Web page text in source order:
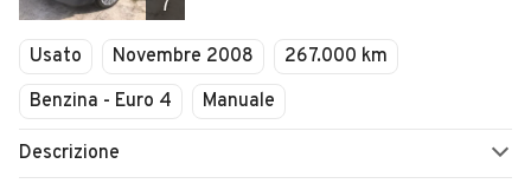
7
Usato Novembre 2008
267.000 km
Benzina - Euro 4
Manuale
Descrizione